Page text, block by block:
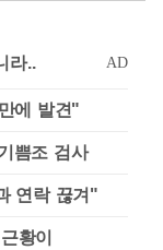
에 발견"
쁨조 검사
연락 끊겨"
황이